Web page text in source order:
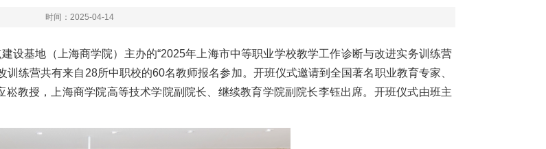
时间：2025-04-14
设基地（上海商学院）主办的“2025年上海市中等职业学校教学工作诊断与改进实务训练营
训练营共有来自28所中职校的60名教师报名参加。开班仪式邀请到全国著名职业教育专家、
教授，上海商学院高等技术学院副院长、继续教育学院副院长李钰出席。开班仪式由班主